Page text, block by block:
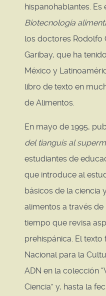
hispanohablantes.
Biotecnología
los doctores Rodolfo
Garibay, que ha
México y
libro de texto en
de Alimentos.
En mayo de 1995,
del tianguis al
estudiantes de
que introduce al
básicos de la ciencia
alimentos a través
tiempo que revisa
prehispánica. El
Nacional para la
ADN en la colección
Ciencia” y, hasta la